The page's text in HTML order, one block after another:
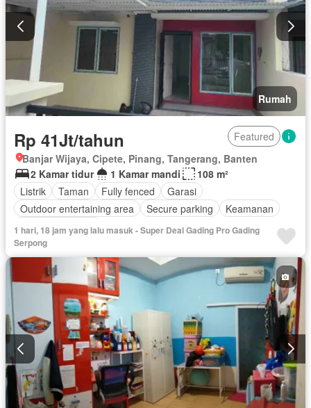
Rumah
Rp 41Jt/tahun
Featured
Banjar Wijaya, Cipete, Pinang, Tangerang, Banten
2 Kamar tidur
1 Kamar mandi
108 m²
Listrik
Taman Fully fenced
Garasi
Outdoor entertaining area
Secure parking
Keamanan
Tanpa perabotan
1 hari, 18 jam yang lalu masuk - Super Deal Gading Pro Gading
Serpong